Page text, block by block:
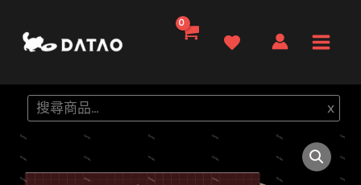
要
Menu
搜
x